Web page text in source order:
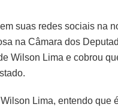
suas redes sociais na
na Câmara dos
Wilson Lima e cobrou
Lima, entendo que